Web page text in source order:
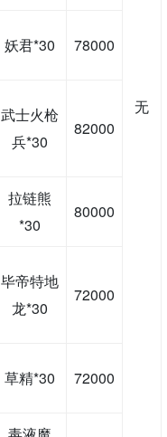
无
妖君*30 78000
武士火枪
兵*30
82000
拉链熊
*30
80000
毕帝特地
龙*30
72000
草精*30 72000